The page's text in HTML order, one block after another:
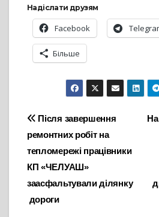
Надіслати друзям
Facebook
Більше
Навігація
записів
Після завершення
ремонтних робіт на
тепломережі працівники
КП «ЧЕЛУАШ»
заасфальтували ділянку
дороги